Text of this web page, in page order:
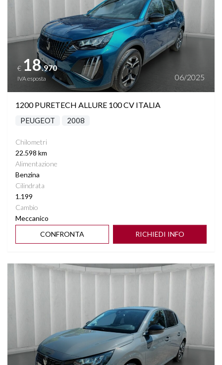
TASCHE SU RETROSCHIENALI SEDILI
VETRI SCURI
VOLANTE MULTIFUNZIONE
€ 18.970
IVA esposta 06/2025
1200 PURETECH ALLURE 100 CV ITALIA
PEUGEOT 2008
Chilometri
22.598 km
Alimentazione
Benzina
Cilindrata
1.199
Cambio
Meccanico
CONFRONTA
RICHIEDI INFO
Vedi dettagli